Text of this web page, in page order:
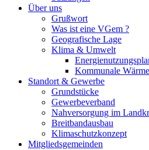
Über uns
Grußwort
Was ist eine VGem ?
Geografische Lage
Klima & Umwelt
Kommunale
Standort & Gewerbe
Grundstücke
Gewerbeverband
Nahversorgung im
Breitbandausbau
Klimaschutzkonzept
Mitgliedsgemeinden